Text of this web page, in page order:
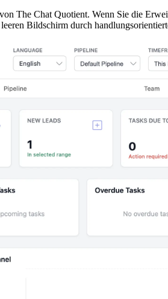
The Chat Quotient. Wenn Sie die
Bildschirm durch